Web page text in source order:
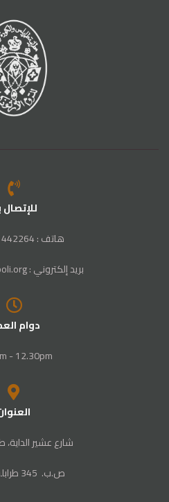
للإتصال
هاتف : 442264 (6) 961+
بريد إلكتروني : info@archtripoli.org
دوام
- 12.30pm
شارع عشير الداية،
ص‭.‬ب. ‬345‭ ‬ طرابلس‭ - ‬لبنان